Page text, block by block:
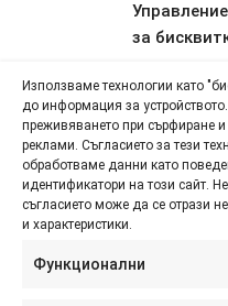
за
Използваме технологии като
до информация за
преживяването при сърфиране
реклами. Съгласието за тези
обработваме данни като
идентификатори на този сайт.
съгласието може да се отрази
и характеристики.
Функционални
Доставки извън
Контакти
Пловдив п.к. 4000,
ул. Брезовско шосе №145
088 807 8538